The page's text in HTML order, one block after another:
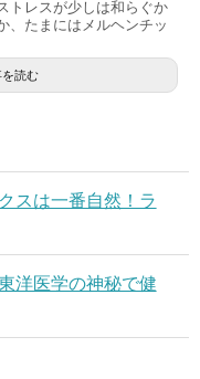
トレスが少しは和らぐか
、たまにはメルヘンチッ
読む
スは一番自然！ラ
洋医学の神秘で健